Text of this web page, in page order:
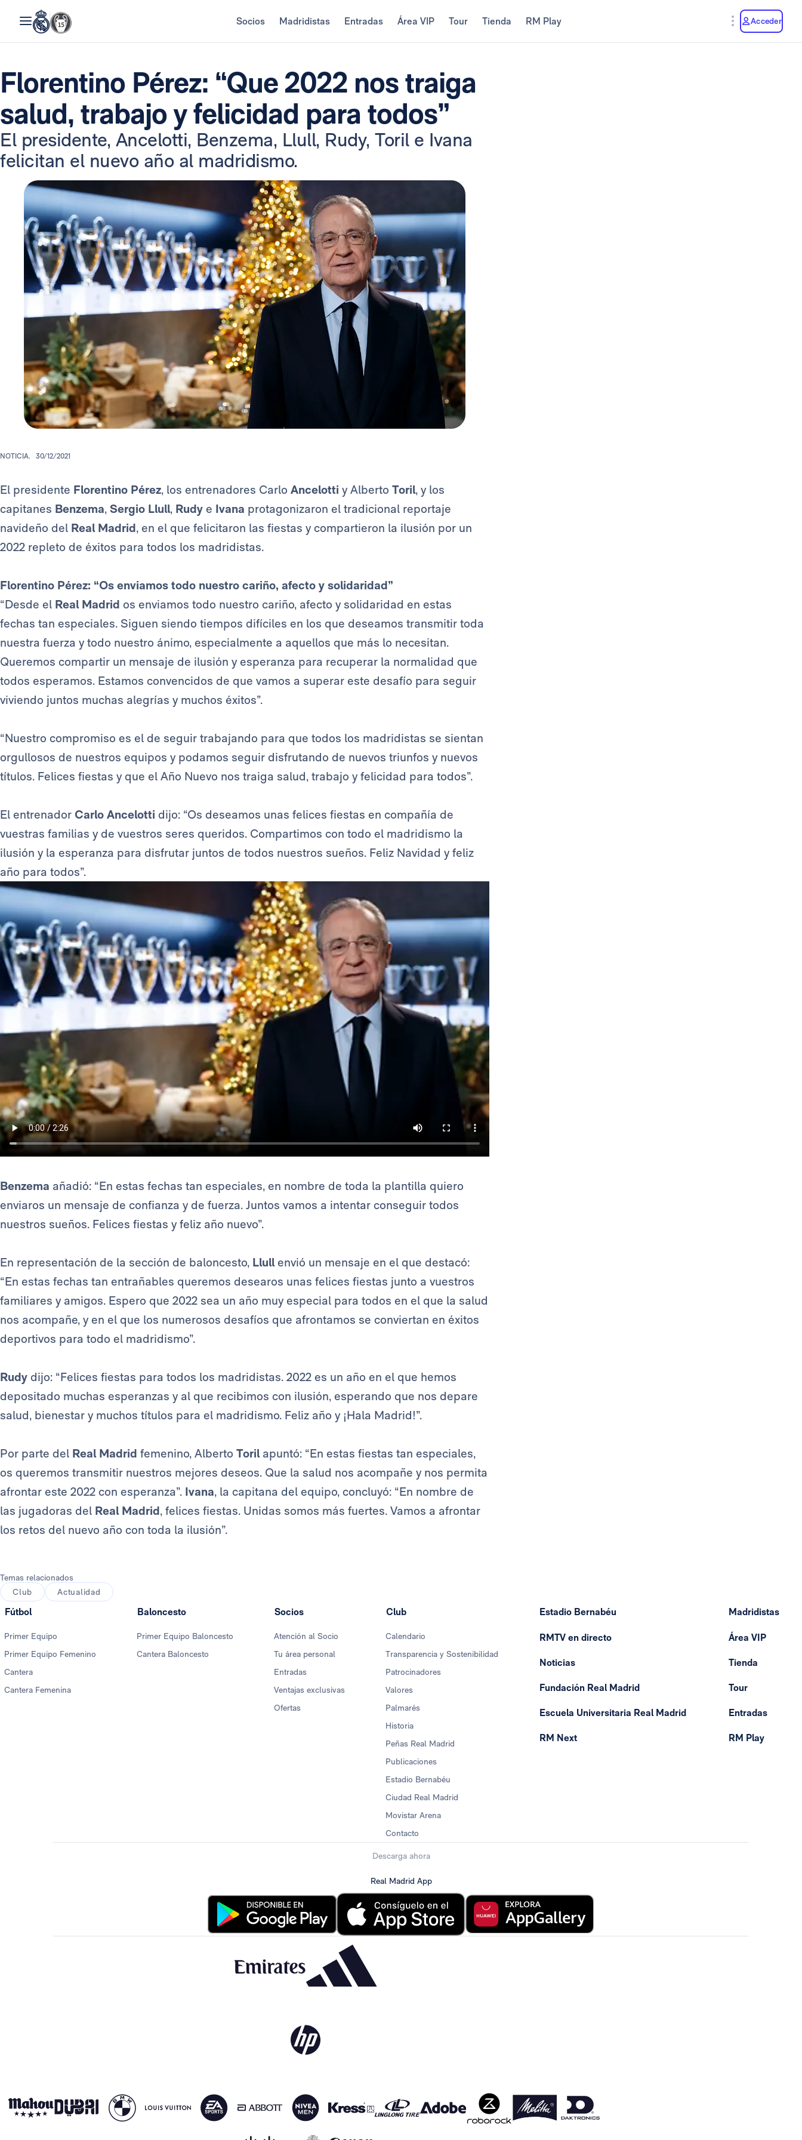
Socios Madridistas Entradas Área VIP Tour Tienda RM Play Acceder
Florentino Pérez: “Que 2022 nos traiga
salud, trabajo y felicidad para todos”
El presidente, Ancelotti, Benzema, Llull, Rudy, Toril e Ivana
felicitan el nuevo año al madridismo.
NOTICIA. 30/12/2021
El presidente Florentino Pérez, los entrenadores Carlo Ancelotti y Alberto Toril, y los
capitanes Benzema, Sergio Llull, Rudy e Ivana protagonizaron el tradicional reportaje
navideño del Real Madrid, en el que felicitaron las fiestas y compartieron la ilusión por un
2022 repleto de éxitos para todos los madridistas.
Florentino Pérez: “Os enviamos todo nuestro cariño, afecto y solidaridad”
“Desde el Real Madrid os enviamos todo nuestro cariño, afecto y solidaridad en estas
fechas tan especiales. Siguen siendo tiempos difíciles en los que deseamos transmitir toda
nuestra fuerza y todo nuestro ánimo, especialmente a aquellos que más lo necesitan.
Queremos compartir un mensaje de ilusión y esperanza para recuperar la normalidad que
todos esperamos. Estamos convencidos de que vamos a superar este desafío para seguir
viviendo juntos muchas alegrías y muchos éxitos”.
“Nuestro compromiso es el de seguir trabajando para que todos los madridistas se sientan
orgullosos de nuestros equipos y podamos seguir disfrutando de nuevos triunfos y nuevos
títulos. Felices fiestas y que el Año Nuevo nos traiga salud, trabajo y felicidad para todos”.
El entrenador Carlo Ancelotti dijo: “Os deseamos unas felices fiestas en compañía de
vuestras familias y de vuestros seres queridos. Compartimos con todo el madridismo la
ilusión y la esperanza para disfrutar juntos de todos nuestros sueños. Feliz Navidad y feliz
año para todos”.
Benzema añadió: “En estas fechas tan especiales, en nombre de toda la plantilla quiero
enviaros un mensaje de confianza y de fuerza. Juntos vamos a intentar conseguir todos
nuestros sueños. Felices fiestas y feliz año nuevo”.
En representación de la sección de baloncesto, Llullenvió un mensaje en el que destacó:
“En estas fechas tan entrañables queremos desearos unas felices fiestas junto a vuestros
familiares y amigos. Espero que 2022 sea un año muy especial para todos en el que la salud
nos acompañe, y en el que los numerosos desafíos que afrontamos se conviertan en éxitos
deportivos para todo el madridismo”.
Rudy dijo: “Felices fiestas para todos los madridistas. 2022 es un año en el que hemos
depositado muchas esperanzas y al que recibimos con ilusión, esperando que nos depare
salud, bienestar y muchos títulos para el madridismo. Feliz año y ¡Hala Madrid!”.
Por parte del Real Madrid femenino, Alberto Torilapuntó: “En estas fiestas tan especiales,
os queremos transmitir nuestros mejores deseos. Que la salud nos acompañe y nos permita
afrontar este 2022 con esperanza”. Ivana, la capitana del equipo, concluyó: “En nombre de
las jugadoras del Real Madrid, felices fiestas. Unidas somos más fuertes. Vamos a afrontar
los retos del nuevo año con toda la ilusión”.
Temas relacionados
Club
Actualidad
Fútbol
Primer Equipo
Primer Equipo Femenino
Cantera
Cantera Femenina
Baloncesto
Primer Equipo Baloncesto
Cantera Baloncesto
Socios
Atención al Socio
Tu área personal
Entradas
Ventajas exclusivas
Ofertas
Club
Calendario
Transparencia y Sostenibilidad
Patrocinadores
Valores
Palmarés
Historia
Peñas Real Madrid
Publicaciones
Estadio Bernabéu
Ciudad Real Madrid
Movistar Arena
Contacto
Estadio Bernabéu
RMTV en directo
Noticias
Fundación Real Madrid
Escuela Universitaria Real Madrid
RM Next
Madridistas
Área VIP
Tienda
Tour
Entradas
RM Play
Descarga ahora
Real Madrid App